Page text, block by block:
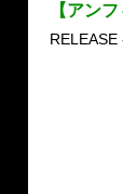
【アン